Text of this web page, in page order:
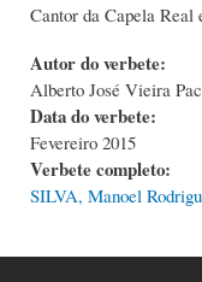
Cantor da Capela Real
Autor do verbete:
Alberto José Vieira
Data do verbete:
Fevereiro 2015
Verbete completo:
SILVA, Manoel